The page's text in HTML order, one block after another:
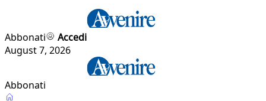
Abbonati
Accedi
August 7, 2026
Abbonati